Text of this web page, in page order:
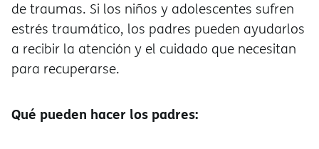
de traumas. Si los niños y adolescentes sufren
estrés traumático, los padres pueden ayudarlos
a recibir la atención y el cuidado que necesitan
para recuperarse.
Qué pueden hacer los padres: